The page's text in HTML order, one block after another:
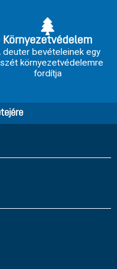
Környezetvédelem
deuter bevételeinek egy
környezetvédelemre
fordítja